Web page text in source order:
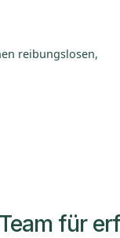
reibungslosen,
für